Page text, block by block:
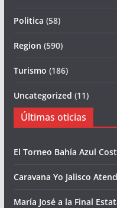
Politica (58)
Region (590)
Turismo (186)
Uncategorized (11)
Últimas oticias
El Torneo Bahía Azul
Caravana Yo Jalisco
María José a la Final